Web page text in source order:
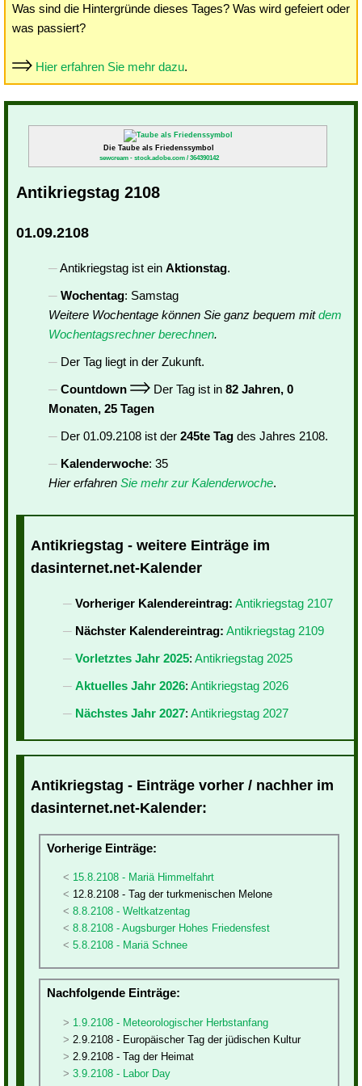
Was sind die Hintergründe dieses Tages? Was wird gefeiert oder
was passiert?
Hier erfahren Sie mehr dazu.
Die Taube als Friedenssymbol
sewcream - stock.adobe.com / 364390142
Antikriegstag 2108
01.09.2108
Antikriegstag ist ein Aktionstag.
Wochentag: Samstag
Weitere Wochentage können Sie ganz bequem mitdem
Wochentagsrechner berechnen.
Der Tag liegt in der Zukunft.
Countdown
Der Tag ist in 82 Jahren, 0
Monaten, 25 Tagen
Der 01.09.2108 ist der 245te Tag des Jahres 2108.
Kalenderwoche: 35
Hier erfahren Sie mehr zur Kalenderwoche.
Antikriegstag - weitere Einträge im
dasinternet.net-Kalender
Vorheriger Kalendereintrag: Antikriegstag 2107
Nächster Kalendereintrag: Antikriegstag 2109
Vorletztes Jahr 2025: Antikriegstag 2025
Aktuelles Jahr 2026: Antikriegstag 2026
Nächstes Jahr 2027: Antikriegstag 2027
Antikriegstag - Einträge vorher / nachher im
dasinternet.net-Kalender:
Vorherige Einträge:
15.8.2108 - Mariä Himmelfahrt
12.8.2108 - Tag der turkmenischen Melone
8.8.2108 - Weltkatzentag
8.8.2108 - Augsburger Hohes Friedensfest
5.8.2108 - Mariä Schnee
Nachfolgende Einträge:
1.9.2108 - Meteorologischer Herbstanfang
2.9.2108 - Europäischer Tag der jüdischen Kultur
2.9.2108 - Tag der Heimat
3.9.2108 - Labor Day